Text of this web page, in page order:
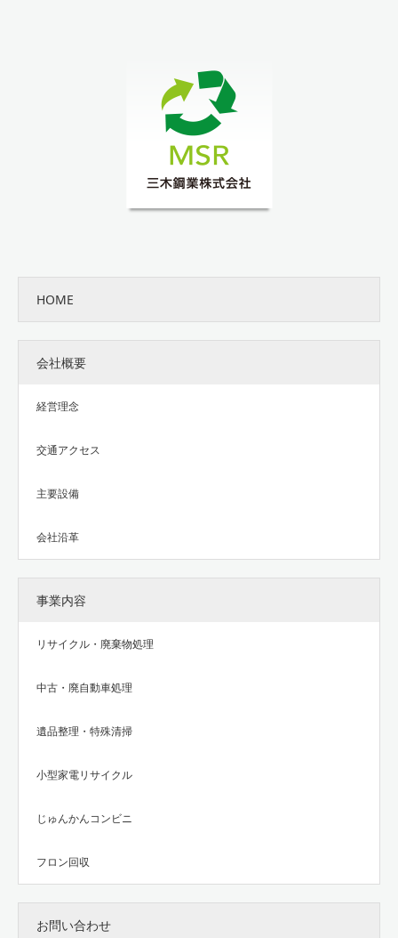
HOME
会社概要
経営理念
交通アクセス
主要設備
会社沿革
事業内容
リサイクル・廃棄物処理
中古・廃自動車処理
遺品整理・特殊清掃
小型家電リサイクル
じゅんかんコンビニ
フロン回収
お問い合わせ